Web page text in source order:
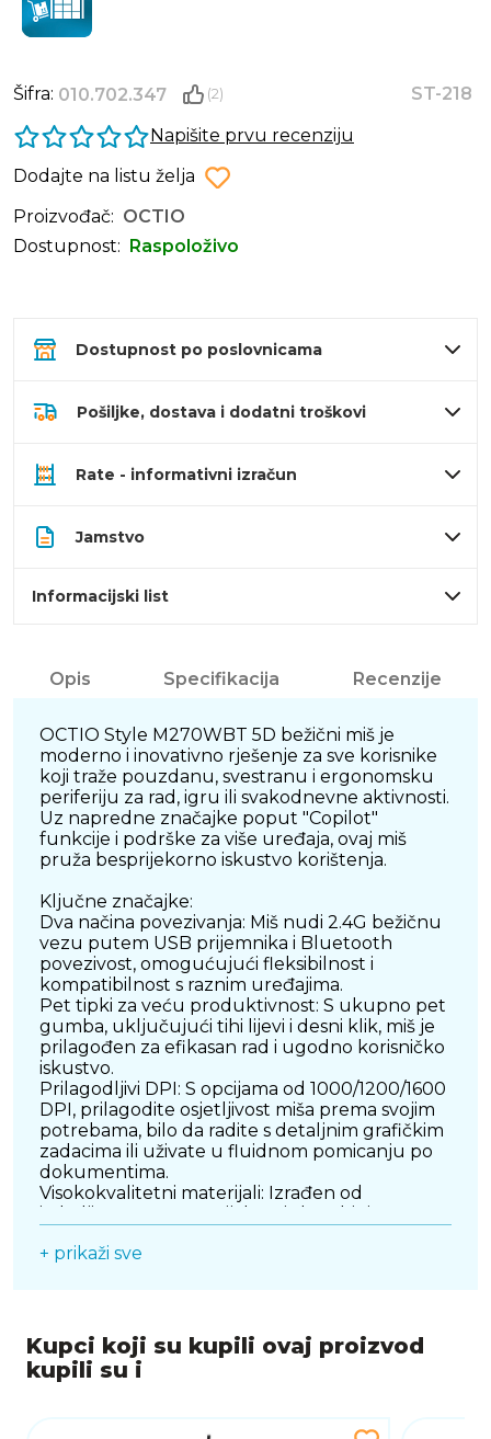
Šifra: 010.702.347 (2)
ST-218
Napišite prvu recenziju
Dodajte na listu želja
Proizvođač: OCTIO
Dostupnost:
Raspoloživo
Dostupnost po poslovnicama
Pošiljke, dostava i dodatni troškovi
Rate - informativni izračun
Jamstvo
Informacijski list
Opis Specifikacija Recenzije
OCTIO Style M270WBT 5D bežični miš je
moderno i inovativno rješenje za sve korisnike
koji traže pouzdanu, svestranu i ergonomsku
periferiju za rad, igru ili svakodnevne aktivnosti.
Uz napredne značajke poput "Copilot"
funkcije i podrške za više uređaja, ovaj miš
pruža besprijekorno iskustvo korištenja.
Ključne značajke:
Dva načina povezivanja: Miš nudi 2.4G bežičnu
vezu putem USB prijemnika i Bluetooth
povezivost, omogućujući fleksibilnost i
kompatibilnost s raznim uređajima.
Pet tipki za veću produktivnost: S ukupno pet
gumba, uključujući tihi lijevi i desni klik, miš je
prilagođen za efikasan rad i ugodno korisničko
iskustvo.
Prilagodljivi DPI: S opcijama od 1000/1200/1600
DPI, prilagodite osjetljivost miša prema svojim
potrebama, bilo da radite s detaljnim grafičkim
zadacima ili uživate u fluidnom pomicanju po
dokumentima.
Visokokvalitetni materijali: Izrađen od
Kompaktne dimenzije: Veličina od 112 x 52 x 22
operativne sustave Windows
2000/XP/Vista/7/8/10 i Mac, osiguravajući široku
upotrebljivost.
+ prikaži sve
Kupci koji su kupili ovaj proizvod
kupili su i